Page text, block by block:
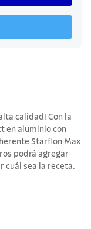
calidad! Con la
en aluminio con
Starflon Max
podrá agregar
cuál sea la receta.